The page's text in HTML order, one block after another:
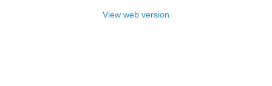
View web version